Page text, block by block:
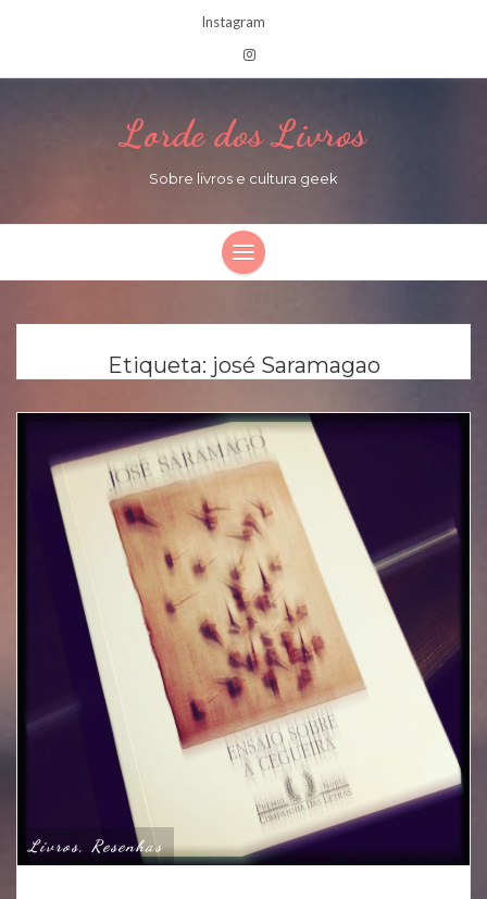
Instagram
Lorde dos Livros
Sobre livros e cultura geek
Etiqueta: josé Saramagao
Livros, Resenhas